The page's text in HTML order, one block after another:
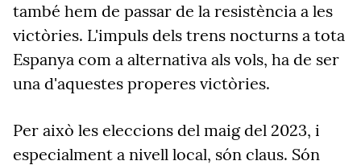
també hem de passar de la resistència a les
victòries. L'impuls dels trens nocturns a tota
Espanya com a alternativa als vols, ha de ser
una d'aquestes properes victòries.
Per això les eleccions del maig del 2023, i
especialment a nivell local, són claus. Són